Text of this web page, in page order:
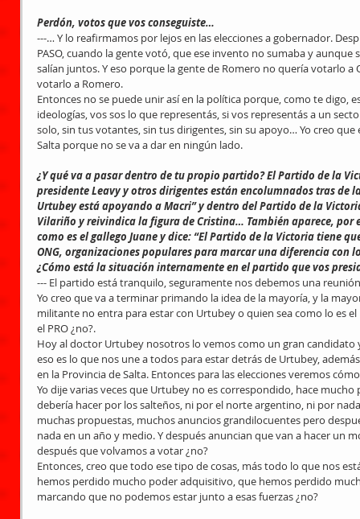
Perdón, votos que vos conseguiste…
---… Y lo reafirmamos por lejos en las elecciones a gobernador.
PASO, cuando la gente votó, que ese invento no sumaba y aunque
salían juntos. Y eso porque la gente de Romero no quería votarlo
votarlo a Romero.
Entonces no se puede unir así en la política porque, como te digo,
ideologías, vos sos lo que representás, si vos representás a un
solo, sin tus votantes, sin tus dirigentes, sin su apoyo… Yo creo que
Salta porque no se va a dar en ningún lado.
¿Y qué va a pasar dentro de tu propio partido? El Partido de la
presidente Leavy y otros dirigentes están encolumnados tras de
Urtubey está apoyando a Macri” y dentro del Partido de la
Vilariño y reivindica la figura de Cristina… También aparece,
como es el gallego Juane y dice: “El Partido de la Victoria tiene
ONG, organizaciones populares para marcar una diferencia con
¿Cómo está la situación internamente en el partido que vos
--- El partido está tranquilo, seguramente nos debemos una
Yo creo que va a terminar primando la idea de la mayoría, y la
militante no entra para estar con Urtubey o quien sea como lo es
el PRO ¿no?.
Hoy al doctor Urtubey nosotros lo vemos como un gran
eso es lo que nos une a todos para estar detrás de Urtubey,
en la Provincia de Salta. Entonces para las elecciones veremos
Yo dije varias veces que Urtubey no es correspondido, hace
debería hacer por los salteños, ni por el norte argentino, ni por
muchas propuestas, muchos anuncios grandilocuentes pero
nada en un año y medio. Y después anuncian que van a hacer un
después que volvamos a votar ¿no?
Entonces, creo que todo ese tipo de cosas, más todo lo que nos
hemos perdido mucho poder adquisitivo, que hemos perdido
marcando que no podemos estar junto a esas fuerzas ¿no?